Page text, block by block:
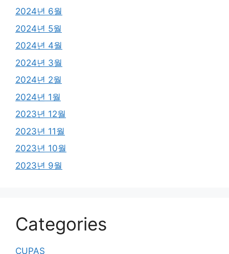
2024년 6월
2024년 5월
2024년 4월
2024년 3월
2024년 2월
2024년 1월
2023년 12월
2023년 11월
2023년 10월
2023년 9월
Categories
CUPAS